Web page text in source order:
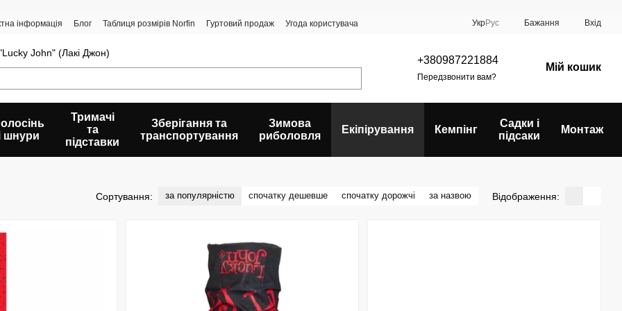
інформація Блог Таблиця розмірів Norfin Гуртовий продаж
Угода користувача
УкрРус Бажання Вхід
John" (Лакі Джон)
+380987221884
Передзвонити вам?
Мій кошик
шнури
Тримачі
та
підставки
Зберігання та
транспортування
Зимова
риболовля
Екіпірування Кемпінг
Садки і
підсаки
Монтаж
Сортування: за популярністю спочатку дешевше спочатку дорожчі за назвою Відображення: